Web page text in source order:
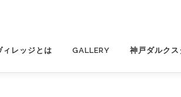
ィレッジとは GALLERY 神戸ダルクス